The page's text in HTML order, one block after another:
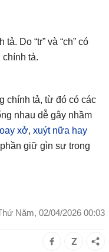
Do “tr” và “ch” có
chính tả.
chính tả, từ đó có các
nhau dễ gây nhầm
xở, xuýt nữa hay
giữ gìn sự trong
Năm, 02/04/2026 00:03